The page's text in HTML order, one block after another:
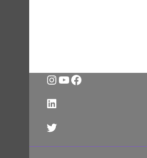
Instagram
YouTube
Facebook
LinkedIn
Twitter